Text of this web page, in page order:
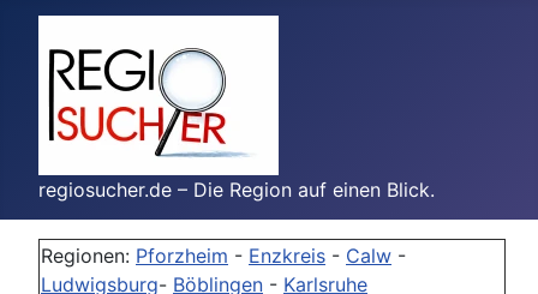
regiosucher.de – Die Region auf einen Blick.
Regionen: Pforzheim - Enzkreis - Calw -
Ludwigsburg- Böblingen - Karlsruhe